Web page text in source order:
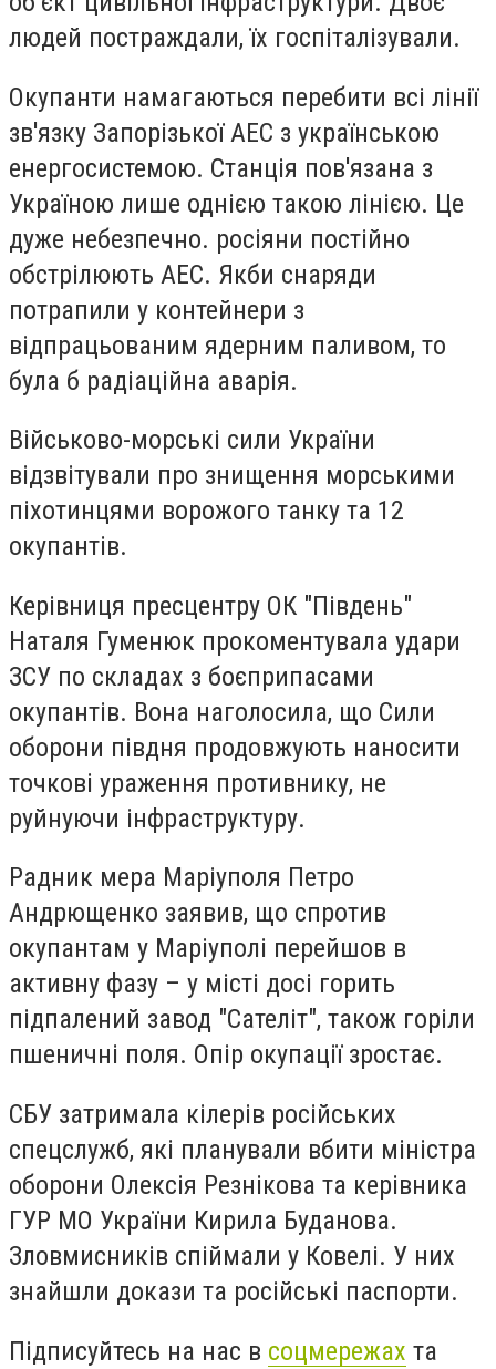
людей постраждали, їх госпіталізували.
Окупанти намагаються перебити всі лінії
зв'язку Запорізької АЕС з українською
енергосистемою. Станція пов'язана з
Україною лише однією такою лінією. Це
дуже небезпечно. росіяни постійно
обстрілюють АЕС. Якби снаряди
потрапили у контейнери з
відпрацьованим ядерним паливом, то
була б радіаційна аварія.
Військово-морські сили України
відзвітували про знищення морськими
піхотинцями ворожого танку та 12
окупантів.
Керівниця пресцентру ОК "Південь"
Наталя Гуменюк прокоментувала удари
ЗСУ по складах з боєприпасами
окупантів. Вона наголосила, що Сили
оборони півдня продовжують наносити
точкові ураження противнику, не
руйнуючи інфраструктуру.
Радник мера Маріуполя Петро
Андрющенко заявив, що спротив
окупантам у Маріуполі перейшов в
активну фазу – у місті досі горить
підпалений завод "Сателіт", також горіли
пшеничні поля. Опір окупації зростає.
СБУ затримала кілерів російських
спецслужб, які планували вбити міністра
оборони Олексія Резнікова та керівника
ГУР МО України Кирила Буданова.
Зловмисників спіймали у Ковелі. У них
знайшли докази та російські паспорти.
Підписуйтесь на нас в соцмережах та